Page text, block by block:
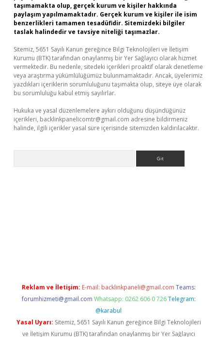
taşımamakta olup, gerçek kurum ve kişiler hakkında
paylaşım yapılmamaktadır. Gerçek kurum ve kişiler ile isim
benzerlikleri tamamen tesadüfidir. Sitemizdeki bilgiler
taslak halindedir ve tavsiye niteliği taşımazlar.
Sitemiz, 5651 Sayılı Kanun gereğince Bilgi Teknolojileri ve İletişim
Kurumu (BTK) tarafından onaylanmış bir Yer Sağlayıcı olarak hizmet
vermektedir. Bu nedenle, sitedeki içerikleri proaktif olarak denetleme
veya araştırma yükümlülüğümüz bulunmamaktadır. Ancak, üyelerimiz
yazdıkları içeriklerin sorumluluğunu taşımakta olup, siteye üye olarak
bu sorumluluğu kabul etmiş sayılırlar.
Hukuka ve yasal düzenlemelere aykırı olduğunu düşündüğünüz
içerikleri, backlinkpanelicomtr@gmail.com adresine bildirmeniz
halinde, ilgili içerikler yasal süre içerisinde sitemizden kaldırılacaktır.
Reklam ve İletişim: E-mail: backlinkpaneli@gmail.com Teams:
forumhizmeti@gmail.com Whatsapp: 0262 606 0 726 Telegram:
@karabul
Yasal Uyarı: Sitemiz, 5651 Sayılı Kanun gereğince Bilgi Teknolojileri
ve İletişim Kurumu (BTK) tarafından onaylanmış bir Yer Sağlayıcı